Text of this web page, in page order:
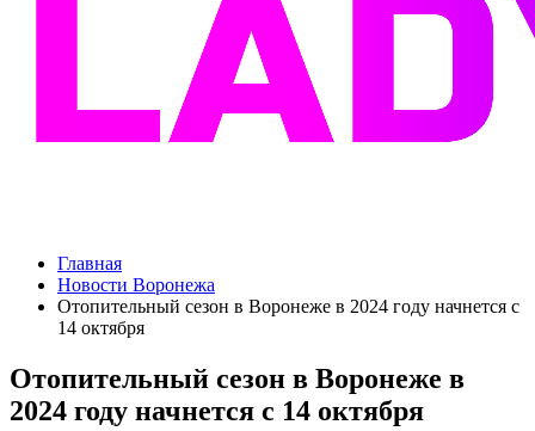
Главная
Новости Воронежа
Отопительный сезон в Воронеже в 2024 году начнется с
14 октября
Отопительный сезон в Воронеже в
2024 году начнется с 14 октября